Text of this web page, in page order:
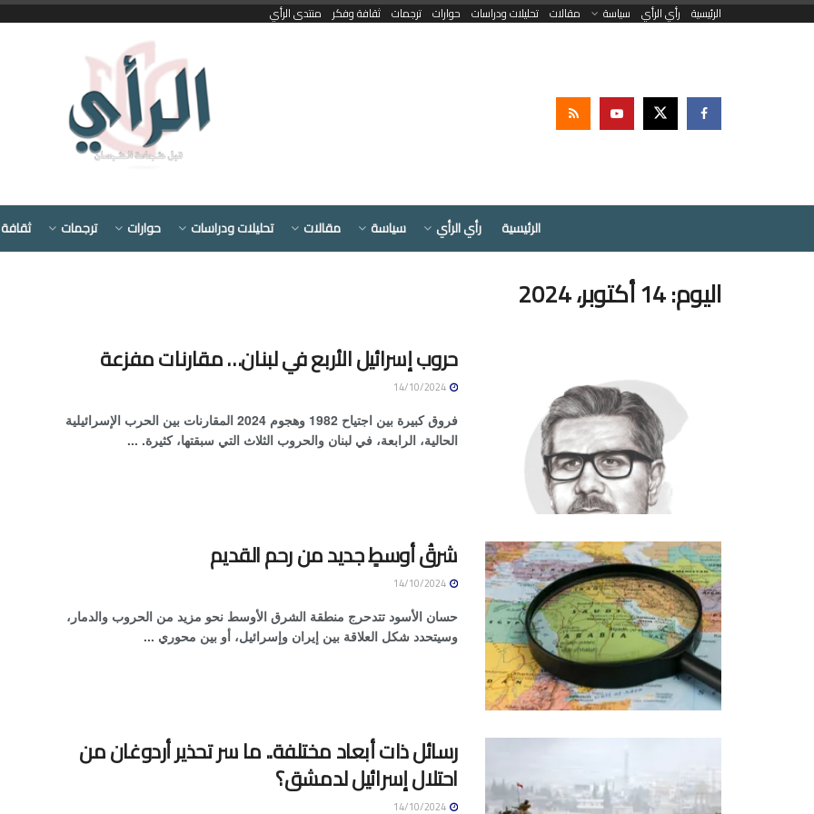
الرئيسية رأي الرأي سياسة مقالات تحليلات ودراسات حوارات ترجمات ثقافة وفكر منتدى الرأي
الرئيسية رأي الرأي سياسة مقالات تحليلات ودراسات حوارات ترجمات
اليوم:14 أكتوبر، 2024
حروب إسرائيل الأربع في لبنان… مقارنات مفزعة
فروق كبيرة بين اجتياح 1982 وهجوم 2024 المقارنات بين الحرب الإسرائيلية
الحالية، الرابعة، في لبنان والحروب الثلاث التي سبقتها، كثيرة. ...
شرقُ أوسطٍ جديد من رحم القديم
حسان الأسود تتدحرج منطقة الشرق الأوسط نحو مزيد من الحروب والدمار،
وسيتحدد شكل العلاقة بين إيران وإسرائيل، أو بين محوري ...
رسائل ذات أبعاد مختلفة.. ما سر تحذير أردوغان من
احتلال إسرائيل لدمشق؟